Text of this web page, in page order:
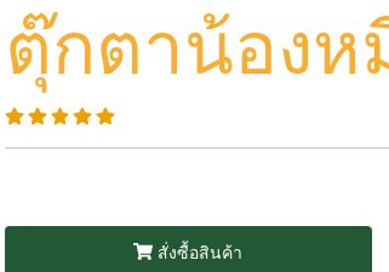
ตุ๊กตาน้องห
สั่งซื้อสินค้า